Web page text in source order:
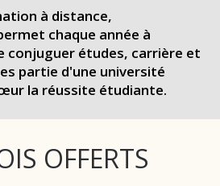
à distance,
chaque année à
conjuguer études, carrière et
partie d'une université
la réussite étudiante.
OFFERTS